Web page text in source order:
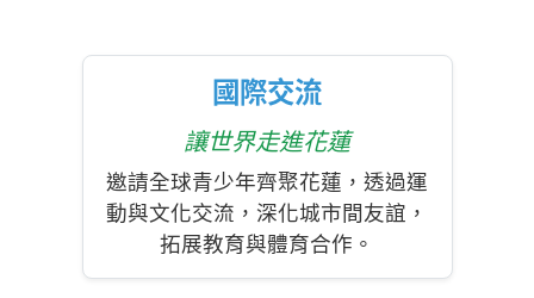
國際交流
讓世界走進花蓮
邀請全球青少年齊聚花蓮，透過運
動與文化交流，深化城市間友誼，
拓展教育與體育合作。